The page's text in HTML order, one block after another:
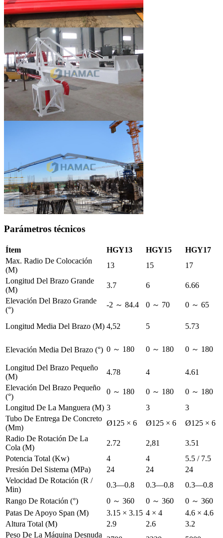
Parámetros técnicos
Ítem HGY13 HGY15
HGY17
Max. Radio De Colocación
(M)
13 15
17
Longitud Del Brazo Grande
(M)
3.7 6
6.66
Elevación Del Brazo Grande
(°)
-2 ～ 84.4 0 ～ 70 0 ～ 65
Longitud Media Del Brazo (M) 4,52 5 5.73
Elevación Media Del Brazo (°) 0 ～ 180 0 ～ 180 0 ～ 180
Longitud Del Brazo Pequeño
(M)
4.78 4
4.61
Elevación Del Brazo Pequeño
(°)
0 ～ 180 0 ～ 180
0 ～ 180
Longitud De La Manguera (M) 3 3
3
Tubo De Entrega De Concreto
(Mm)
Ø125 × 6 Ø125 × 6
Ø125 × 6
Radio De Rotación De La
Cola (M)
2.72 2,81
3.51
Potencia Total (Kw)
4 4
5.5 / 7.5
Presión Del Sistema (MPa)
24 24
24
Velocidad De Rotación (R /
Min)
0.3—0.8 0.3—0.8
0.3—0.8
Rango De Rotación (°)
0 ～ 360 0 ～ 360
0 ～ 360
Patas De Apoyo Span (M)
3.15 × 3.15 4 × 4
4.6 × 4.6
Altura Total (M)
2.9 2.6
3.2
Peso De La Máquina Desnuda